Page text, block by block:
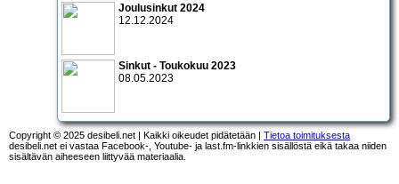
Joulusinkut 2024
12.12.2024
Sinkut - Toukokuu 2023
08.05.2023
Copyright © 2025 desibeli.net | Kaikki oikeudet pidätetään | Tietoa toimituksesta
desibeli.net ei vastaa Facebook-, Youtube- ja last.fm-linkkien sisällöstä eikä takaa niiden
sisältävän aiheeseen liittyvää materiaalia.